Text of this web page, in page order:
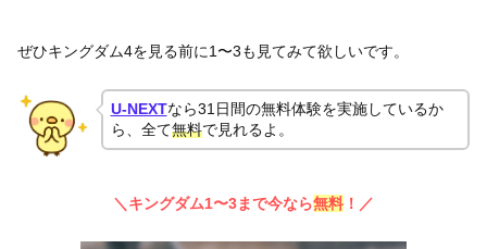
ぜひキングダム4を見る前に1〜3も見てみて欲しいです。
U-NEXTなら31日間の無料体験を実施しているか
ら、全て無料で見れるよ。
＼キングダム1〜3まで今なら無料 ！／